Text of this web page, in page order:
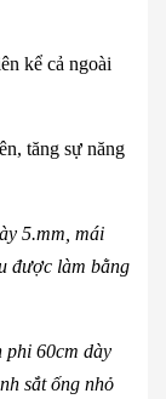
kể cả ngoài
tăng sự năng
5.mm, mái
được làm bằng
phi 60cm dày
sắt ống nhỏ